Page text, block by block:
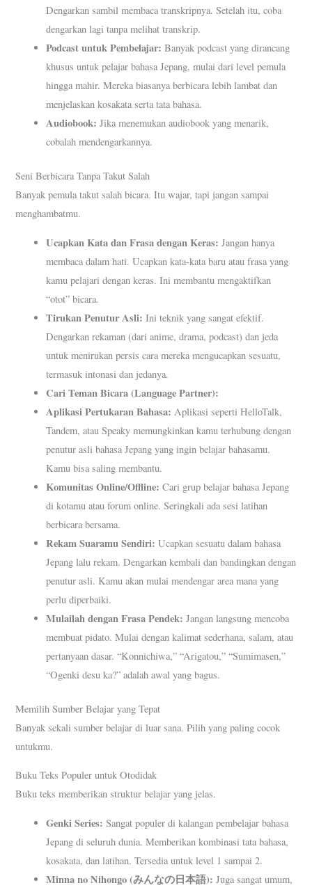
Dengarkan sambil membaca transkripnya. Setelah itu, coba
dengarkan lagi tanpa melihat transkrip.
Podcast untuk Pembelajar: Banyak podcast yang dirancang
khusus untuk pelajar bahasa Jepang, mulai dari level pemula
hingga mahir. Mereka biasanya berbicara lebih lambat dan
menjelaskan kosakata serta tata bahasa.
Audiobook: Jika menemukan audiobook yang menarik,
cobalah mendengarkannya.
Seni Berbicara Tanpa Takut Salah
Banyak pemula takut salah bicara. Itu wajar, tapi jangan sampai
menghambatmu.
Ucapkan Kata dan Frasa dengan Keras: Jangan hanya
membaca dalam hati. Ucapkan kata-kata baru atau frasa yang
kamu pelajari dengan keras. Ini membantu mengaktifkan
“otot” bicara.
Tirukan Penutur Asli: Ini teknik yang sangat efektif.
Dengarkan rekaman (dari anime, drama, podcast) dan jeda
untuk menirukan persis cara mereka mengucapkan sesuatu,
termasuk intonasi dan jedanya.
Cari Teman Bicara (Language Partner):
Aplikasi Pertukaran Bahasa: Aplikasi seperti HelloTalk,
Tandem, atau Speaky memungkinkan kamu terhubung dengan
penutur asli bahasa Jepang yang ingin belajar bahasamu.
Kamu bisa saling membantu.
Komunitas Online/Offline: Cari grup belajar bahasa Jepang
di kotamu atau forum online. Seringkali ada sesi latihan
berbicara bersama.
Rekam Suaramu Sendiri: Ucapkan sesuatu dalam bahasa
Jepang lalu rekam. Dengarkan kembali dan bandingkan dengan
penutur asli. Kamu akan mulai mendengar area mana yang
perlu diperbaiki.
Mulailah dengan Frasa Pendek: Jangan langsung mencoba
membuat pidato. Mulai dengan kalimat sederhana, salam, atau
pertanyaan dasar. “Konnichiwa,” “Arigatou,” “Sumimasen,”
“Ogenki desu ka?” adalah awal yang bagus.
Memilih Sumber Belajar yang Tepat
Banyak sekali sumber belajar di luar sana. Pilih yang paling cocok
untukmu.
Buku Teks Populer untuk Otodidak
Buku teks memberikan struktur belajar yang jelas.
Genki Series: Sangat populer di kalangan pembelajar bahasa
Jepang di seluruh dunia. Memberikan kombinasi tata bahasa,
kosakata, dan latihan. Tersedia untuk level 1 sampai 2.
Minna no Nihongo (みんなの日本語): Juga sangat umum,